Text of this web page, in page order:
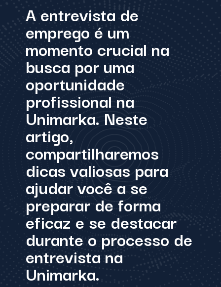
A entrevista de
emprego é um
momento crucial na
busca por uma
oportunidade
profissional na
Unimarka. Neste
artigo,
compartilharemos
dicas valiosas para
ajudar você a se
preparar de forma
eficaz e se destacar
durante o processo de
entrevista na
Unimarka.